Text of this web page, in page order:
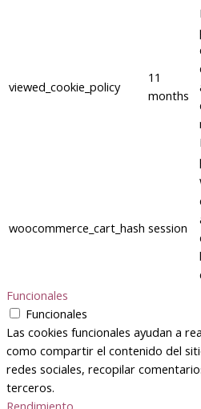
viewed_cookie_policy
11
months
woocommerce_cart_hash session
Funcionales
Funcionales
Las cookies funcionales ayudan a
como compartir el contenido del
redes sociales, recopilar
terceros.
Rendimiento